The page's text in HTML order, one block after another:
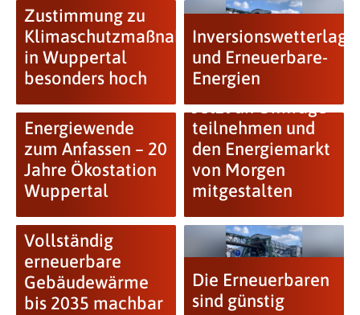
Zustimmung zu
Klimaschutzmaßnahmen
in Wuppertal
besonders hoch
Inversionswetterlage
und Erneuerbare-
Energien
Energiewende
zum Anfassen – 20
Jahre Ökostation
Wuppertal
Jetzt an Umfrage
teilnehmen und
den Energiemarkt
von Morgen
mitgestalten
Vollständig
erneuerbare
Gebäudewärme
bis 2035 machbar
Die Erneuerbaren
sind günstig